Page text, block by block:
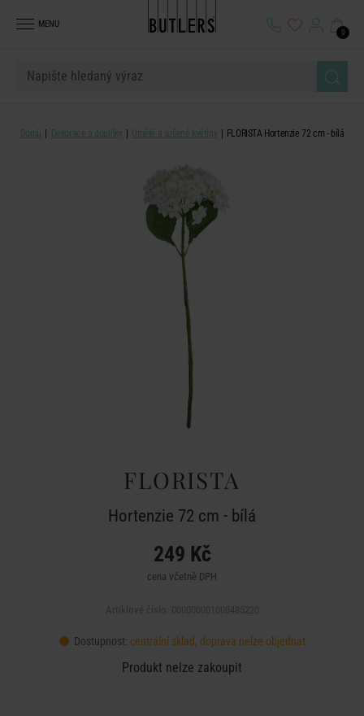
MENU
0
Domů Dekorace a doplňky Umělé a sušené květiny FLORISTA Hortenzie 72 cm - bílá
FLORISTA
Hortenzie 72 cm - bílá
249 Kč
cena včetně DPH
Dostupnost: centrální sklad, doprava nelze objednat
Produkt nelze zakoupit